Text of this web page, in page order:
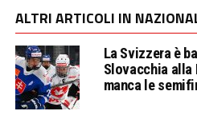
ALTRI ARTICOLI IN
La Svizzera è
Slovacchia alla
manca le